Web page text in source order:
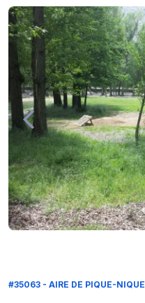
#35063 - AIRE DE PIQUE-NIQUE